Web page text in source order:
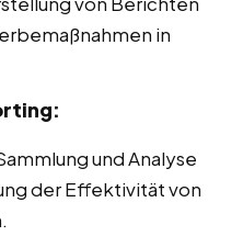
in
und Analyse
der Effektivität von